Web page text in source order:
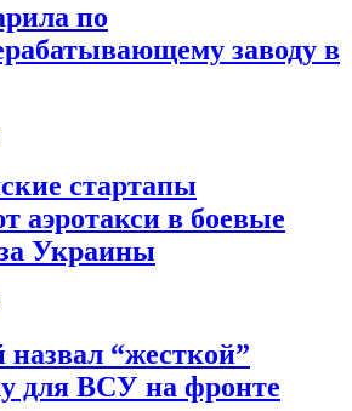
по
заводу в
стартапы
аэротакси в боевые
Украины
назвал “жесткой”
для ВСУ на фронте